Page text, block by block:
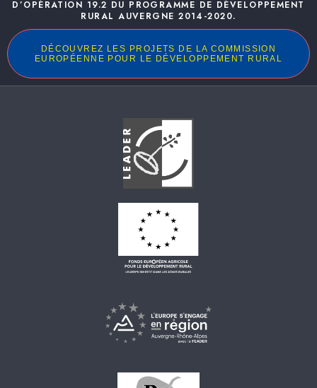
D’OPÉRATION 19.2 DU PROGRAMME DE DÉVELOPPEMENT
RURAL AUVERGNE 2014-2020.
DÉCOUVREZ LES PROJETS DE LA COMMISSION
EUROPÉENNE POUR LE DÉVELOPPEMENT RURAL